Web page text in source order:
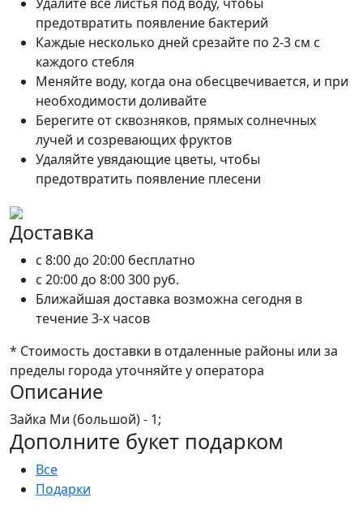
предотвратить появление бактерий
Каждые несколько дней срезайте по 2-3 см с
каждого стебля
Меняйте воду, когда она обесцвечивается, и при
необходимости доливайте
Берегите от сквозняков, прямых солнечных
лучей и созревающих фруктов
Удаляйте увядающие цветы, чтобы
предотвратить появление плесени
Доставка
c 8:00 до 20:00 бесплатно
c 20:00 до 8:00300 руб.
Ближайшая доставка возможна сегодня в
течение 3-х часов
* Стоимость доставки в отдаленные районы или за
пределы города уточняйте у оператора
Описание
Зайка Ми (большой) - 1;
Дополните букет подарком
Все
Подарки